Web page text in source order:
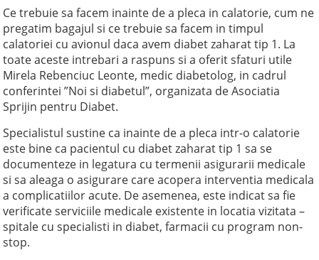
Ce trebuie sa facem inainte de a pleca in calatorie, cum ne
pregatim bagajul si ce trebuie sa facem in timpul
calatoriei cu avionul daca avem diabet zaharat tip 1. La
toate aceste intrebari a raspuns si a oferit sfaturi utile
Mirela Rebenciuc Leonte, medic diabetolog, in cadrul
conferintei ”Noi si diabetul”, organizata de Asociatia
Sprijin pentru Diabet.
Specialistul sustine ca inainte de a pleca intr-o calatorie
este bine ca pacientul cu diabet zaharat tip 1 sa se
documenteze in legatura cu termenii asigurarii medicale
si sa aleaga o asigurare care acopera interventia medicala
a complicatiilor acute. De asemenea, este indicat sa fie
verificate serviciile medicale existente in locatia vizitata –
spitale cu specialisti in diabet, farmacii cu program non-
stop.